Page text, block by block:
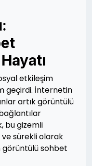
etkileşim
geçirdi. İnternetin
artık görüntülü
bu gizemli
sürekli olarak
görüntülü sohbet